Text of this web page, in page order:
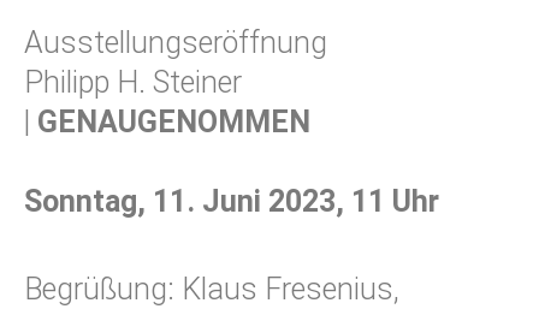
Ausstellungseröffnung
Philipp H. Steiner
GENAUGENOMMEN
Sonntag, 11. Juni 2023, 11 Uhr
Begrüßung: Klaus Fresenius,